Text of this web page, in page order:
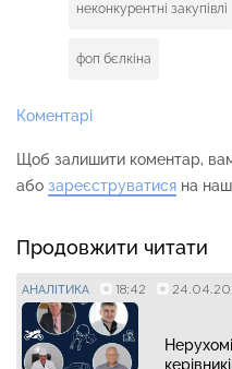
неконкурентні закупівлі
фоп бєлкіна
Коментарі
Щоб залишити коментар,
або зареєструватися на
Продовжити читати
АНАЛІТИКА 18:42